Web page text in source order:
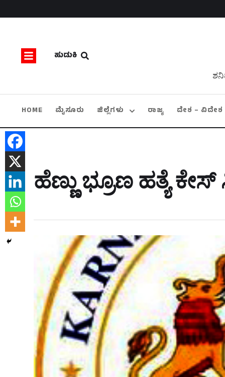
ಹುಡುಕಿ
HOME ಮೈಸೂರು ಜಿಲ್ಲೆಗಳು ರಾಜ್ಯ ದೇಶ – ವಿದೇಶ
ಹೆಣ್ಣು ಭ್ರೂಣ ಹತ್ಯೆ